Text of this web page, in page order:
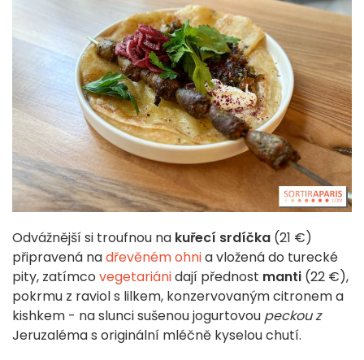
Odvážnější si troufnou na kuřecí srdíčka (21 €)
připravená nadřevěném ohnia vložená do turecké
pity, zatímco vegetariánidají přednost manti (22 €),
pokrmu z raviol s lilkem, konzervovaným citronem a
kishkem - na slunci sušenou jogurtovou peckou z
Jeruzaléma s originální mléčně kyselou chutí.